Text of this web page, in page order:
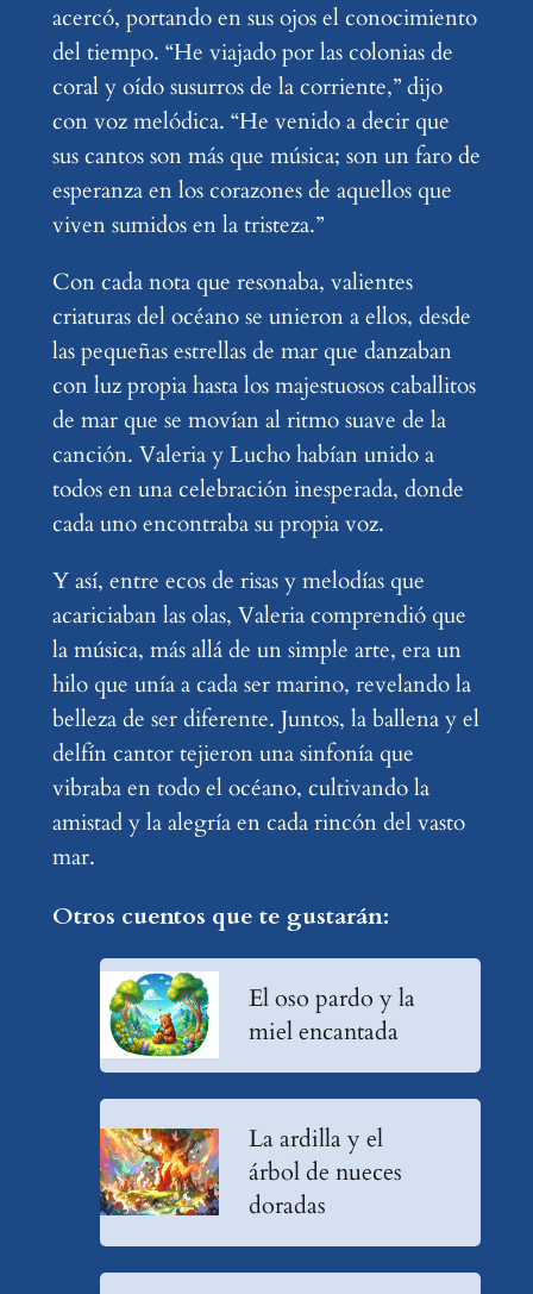
acercó, portando en sus ojos el conocimiento
del tiempo. “He viajado por las colonias de
coral y oído susurros de la corriente,” dijo
con voz melódica. “He venido a decir que
sus cantos son más que música; son un faro de
esperanza en los corazones de aquellos que
viven sumidos en la tristeza.”
Con cada nota que resonaba, valientes
criaturas del océano se unieron a ellos, desde
las pequeñas estrellas de mar que danzaban
con luz propia hasta los majestuosos caballitos
de mar que se movían al ritmo suave de la
canción. Valeria y Lucho habían unido a
todos en una celebración inesperada, donde
cada uno encontraba su propia voz.
Y así, entre ecos de risas y melodías que
acariciaban las olas, Valeria comprendió que
la música, más allá de un simple arte, era un
hilo que unía a cada ser marino, revelando la
belleza de ser diferente. Juntos, la ballena y el
delfín cantor tejieron una sinfonía que
vibraba en todo el océano, cultivando la
amistad y la alegría en cada rincón del vasto
mar.
Otros cuentos que te gustarán:
El oso pardo y la
miel encantada
La ardilla y el
árbol de nueces
doradas